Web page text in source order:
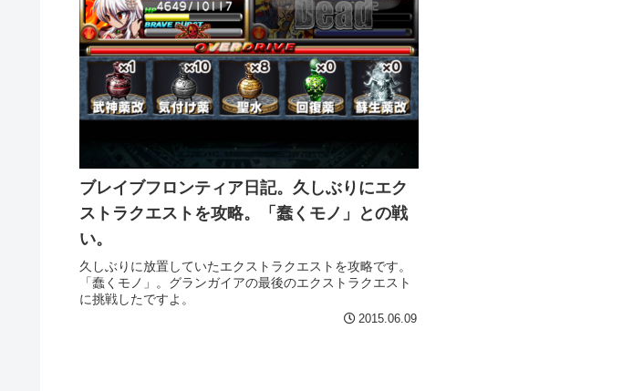
ブレイブフロンティア日記。久しぶりにエク
ストラクエストを攻略。「蠢くモノ」との戦
い。
久しぶりに放置していたエクストラクエストを攻略です。
「蠢くモノ」。グランガイアの最後のエクストラクエスト
に挑戦したですよ。
2015.06.09